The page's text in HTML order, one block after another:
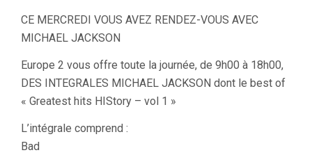
CE MERCREDI VOUS AVEZ RENDEZ-VOUS AVEC
MICHAEL JACKSON
Europe 2 vous offre toute la journée, de 9h00 à 18h00,
DES INTEGRALES MICHAEL JACKSON dont le best of
« Greatest hits HIStory – vol 1 »
L’intégrale comprend :
Bad